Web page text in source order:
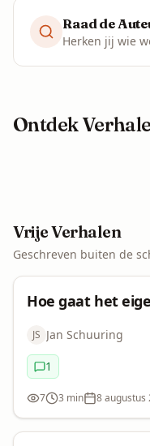
Raad de
Ontdek
Vrije Verhalen
Geschreven buiten de
Hoe gaat het
JS Jan Schuuring
Commentaren:
1
Bekeken:
7Leestijd:
3 minDatum:
8 augustus